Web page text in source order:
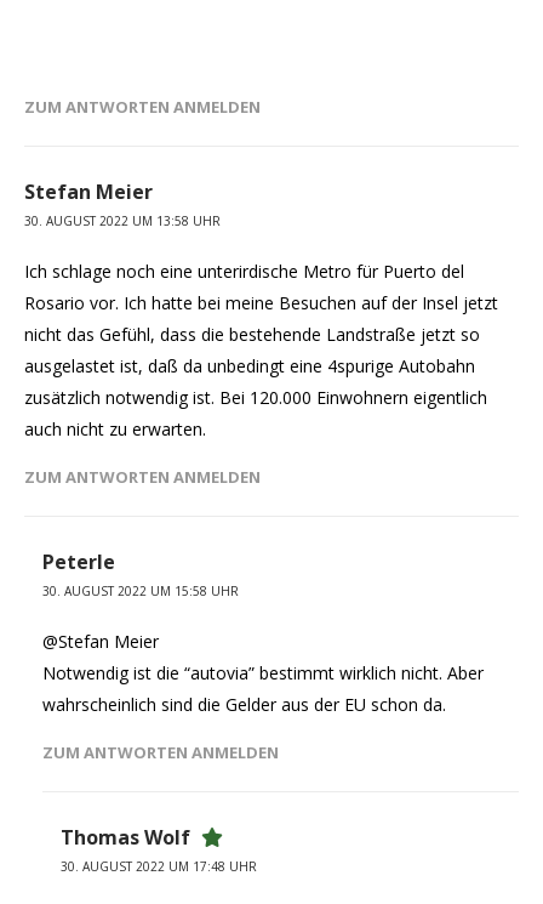
ZUM ANTWORTEN ANMELDEN
Stefan Meier
30. AUGUST 2022 UM 13:58 UHR
Ich schlage noch eine unterirdische Metro für Puerto del
Rosario vor. Ich hatte bei meine Besuchen auf der Insel jetzt
nicht das Gefühl, dass die bestehende Landstraße jetzt so
ausgelastet ist, daß da unbedingt eine 4spurige Autobahn
zusätzlich notwendig ist. Bei 120.000 Einwohnern eigentlich
auch nicht zu erwarten.
ZUM ANTWORTEN ANMELDEN
Peterle
30. AUGUST 2022 UM 15:58 UHR
@Stefan Meier
Notwendig ist die “autovia” bestimmt wirklich nicht. Aber
wahrscheinlich sind die Gelder aus der EU schon da.
ZUM ANTWORTEN ANMELDEN
Thomas Wolf
30. AUGUST 2022 UM 17:48 UHR